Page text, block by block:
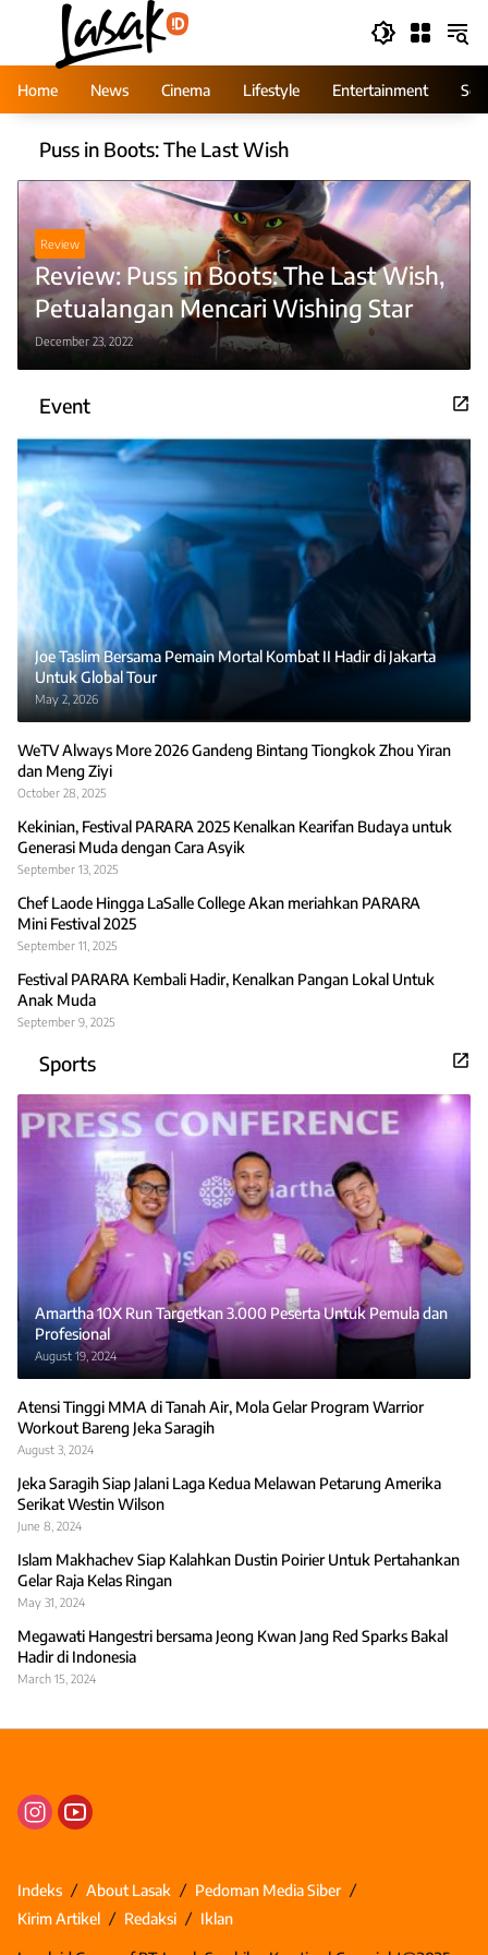
Home
News Cinema Lifestyle Entertainment
Puss in Boots: The Last Wish
Review
Review: Puss in Boots: The Last Wish,
Petualangan Mencari Wishing Star
December 23, 2022
Event
Joe Taslim Bersama Pemain Mortal Kombat II Hadir di Jakarta
Untuk Global Tour
May 2, 2026
WeTV Always More 2026 Gandeng Bintang Tiongkok Zhou Yiran
dan Meng Ziyi
October 28, 2025
Kekinian, Festival PARARA 2025 Kenalkan Kearifan Budaya untuk
Generasi Muda dengan Cara Asyik
September 13, 2025
Chef Laode Hingga LaSalle College Akan meriahkan PARARA
Mini Festival 2025
September 11, 2025
Festival PARARA Kembali Hadir, Kenalkan Pangan Lokal Untuk
Anak Muda
September 9, 2025
Sports
Amartha 10X Run Targetkan 3.000 Peserta Untuk Pemula dan
Profesional
August 19, 2024
Atensi Tinggi MMA di Tanah Air, Mola Gelar Program Warrior
Workout Bareng Jeka Saragih
August 3, 2024
Jeka Saragih Siap Jalani Laga Kedua Melawan Petarung Amerika
Serikat Westin Wilson
June 8, 2024
Islam Makhachev Siap Kalahkan Dustin Poirier Untuk Pertahankan
Gelar Raja Kelas Ringan
May 31, 2024
Megawati Hangestri bersama Jeong Kwan Jang Red Sparks Bakal
Hadir di Indonesia
March 15, 2024
Indeks About Lasak
Pedoman Media Siber
Kirim Artikel
Redaksi Iklan